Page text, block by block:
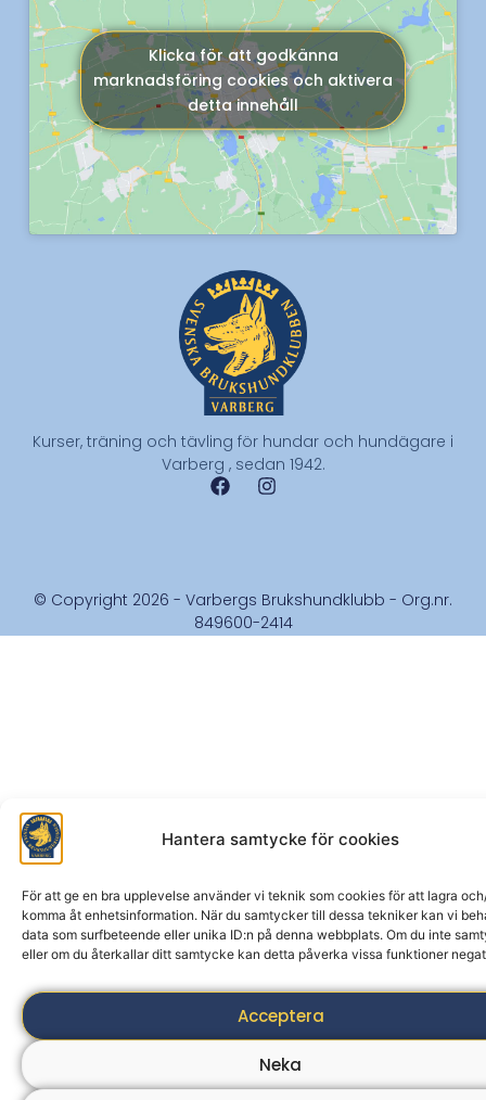
Hantera samtycke för cookies
För att ge en bra upplevelse använder vi teknik som cookies för att lagra
komma åt enhetsinformation. När du samtycker till dessa tekniker kan vi
data som surfbeteende eller unika ID:n på denna webbplats. Om du inte
eller om du återkallar ditt samtycke kan detta påverka vissa funktioner
Acceptera
Neka
Kurser, träning och tävling för hundar och hundägare i
Varberg , sedan 1942.
Klicka för att godkänna
marknadsföring cookies och aktivera
detta innehåll
© Copyright 2026 - Varbergs Brukshundklubb - Org.nr.
849600-2414